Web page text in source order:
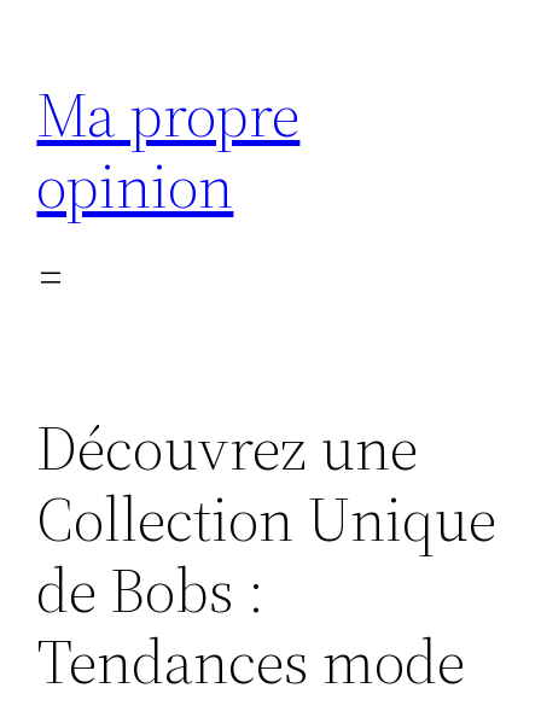
contenu
Ma propre
opinion
Découvrez une
Collection Unique
de Bobs :
Tendances mode